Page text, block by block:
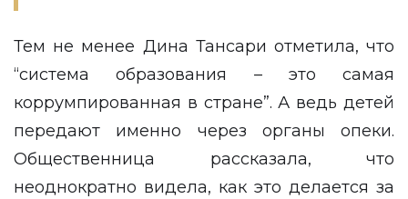
Тем не менее Дина Тансари отметила, что
“система образования – это самая
коррумпированная в стране”. А ведь детей
передают именно через органы опеки.
Общественница рассказала, что
неоднократно видела, как это делается за